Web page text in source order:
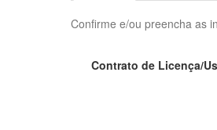
Confirme e/ou preencha as
Contrato de Licença/